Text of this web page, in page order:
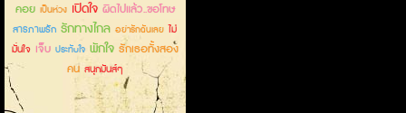
คอย เป็นห่วง เปิดใจ ผิดไปแล้ว..ขอโทษ
สารภาพรัก รักทางไกล อย่ารักฉันเลย ไม่
มั่นใจ เจ็บ ประทับใจ พักใจ รักเธอทั้งสอง
คน สนุกมันส์ๆ